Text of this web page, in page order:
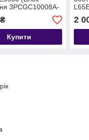
3PCGC10008A-
(PLDF-L903A,
PLDH-
Купити
2